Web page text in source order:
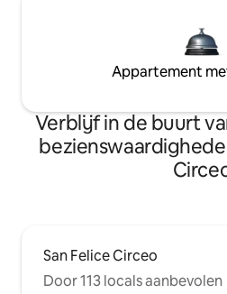
Appartement
Verblijf in de buurt
San Felice Circeo
Door 113 locals aanbevolen